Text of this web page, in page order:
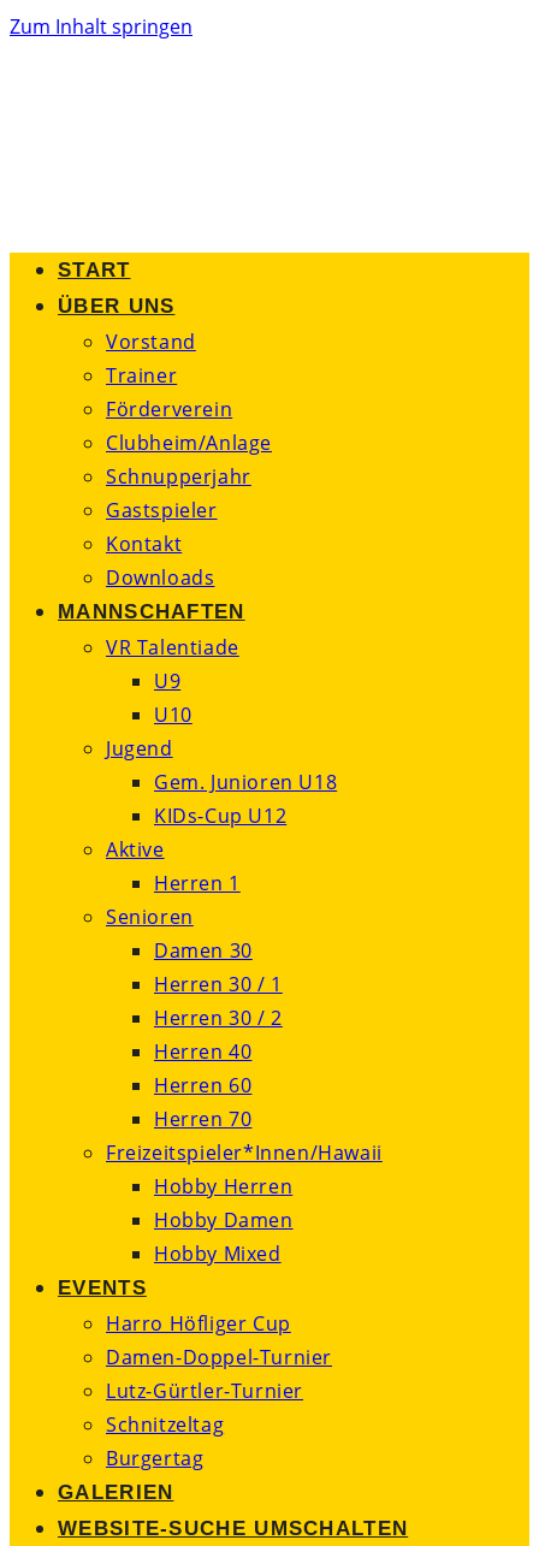
Zum Inhalt springen
START
ÜBER UNS
Vorstand
Trainer
Förderverein
Clubheim/Anlage
Schnupperjahr
Gastspieler
Kontakt
Downloads
MANNSCHAFTEN
VR Talentiade
U9
U10
Jugend
Gem. Junioren U18
KIDs-Cup U12
Aktive
Herren 1
Senioren
Damen 30
Herren 30 / 1
Herren 30 / 2
Herren 40
Herren 60
Herren 70
Freizeitspieler*Innen/Hawaii
Hobby Herren
Hobby Damen
Hobby Mixed
EVENTS
Harro Höfliger Cup
Damen-Doppel-Turnier
Lutz-Gürtler-Turnier
Schnitzeltag
Burgertag
GALERIEN
WEBSITE-SUCHE UMSCHALTEN